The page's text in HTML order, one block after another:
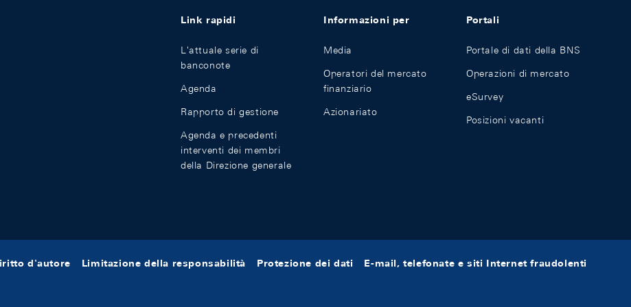
Link rapidi
L'attuale serie di
banconote
Agenda
Rapporto di gestione
Agenda e precedenti
interventi dei membri
della Direzione generale
Informazioni per
Media
Operatori del mercato
finanziario
Azionariato
Portali
Portale di dati della BNS
Operazioni di mercato
eSurvey
Posizioni vacanti
d'autore Limitazione della responsabilità Protezione dei dati E-mail, telefonate e siti Internet fraudolenti